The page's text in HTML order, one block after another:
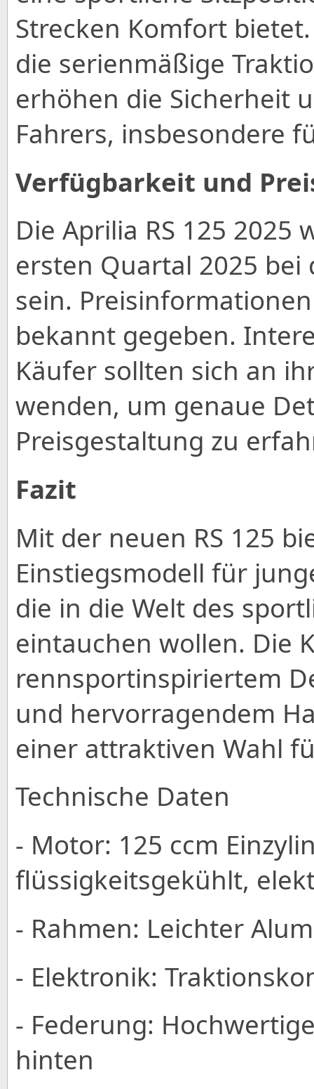
Strecken Komfort
die serienmäßige
erhöhen die Sicherheit
Fahrers, insbesondere
Verfügbarkeit und
Die Aprilia RS 125
ersten Quartal 2025
sein.
bekannt gegeben.
Käufer sollten sich an
wenden, um genaue
Preisgestaltung zu
Fazit
Mit der neuen RS 125
Einstiegsmodell für
die in die Welt des
eintauchen wollen. Die
rennsportinspiriertem
und hervorragendem
einer attraktiven Wahl
Technische Daten
- Motor: 125 ccm
flüssigkeitsgekühlt,
- Rahmen: Leichter
- Elektronik:
- Federung:
hinten